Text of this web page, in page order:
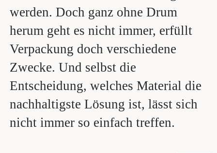
werden. Doch ganz ohne Drum
herum geht es nicht immer, erfüllt
Verpackung doch verschiedene
Zwecke. Und selbst die
Entscheidung, welches Material die
nachhaltigste Lösung ist, lässt sich
nicht immer so einfach treffen.